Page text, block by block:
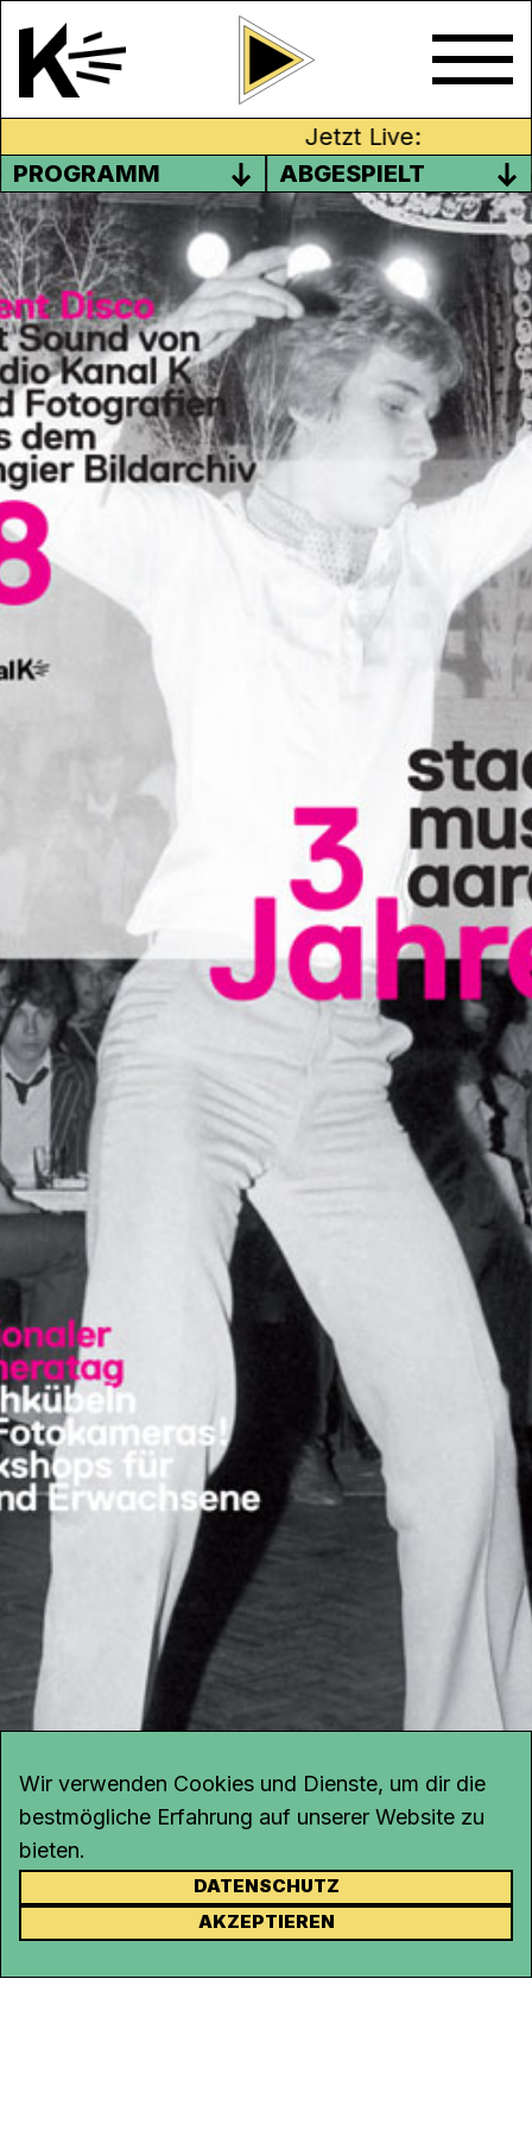
Jetzt Live:
PROGRAMM
ABGESPIELT
SILENT DISCO AM 28. APRIL IM
STADTMUSEUM AARAU
Es ist Zeit die Schlaghosen aus dem
Schrank zu holen und die Tanzstiefel zu
schnallen. DasStadtmuseum Aarau
verwandelt am Samstag, 28. April das
Foyer zur Tanzfläche. Damit du den
Kopfhörer vergisst, wirst du inspiriert von
Tanzfotots aus den 1960er- und 1970er
Jahren. Natürlich aus dem
Riniger
Und der Sound, der stammt von unseren
Sendungsmachenden Claudia Kayrooz
) und Pius Vögele ( Blüetestaub).
Die Playlisten der beiden findest du auf
KONTAKT
Rohrerstrasse 20
Wir verwenden Cookies und Dienste, um dir die
bestmögliche Erfahrung auf unserer Website zu
bieten.
DATENSCHUTZ
AKZEPTIEREN